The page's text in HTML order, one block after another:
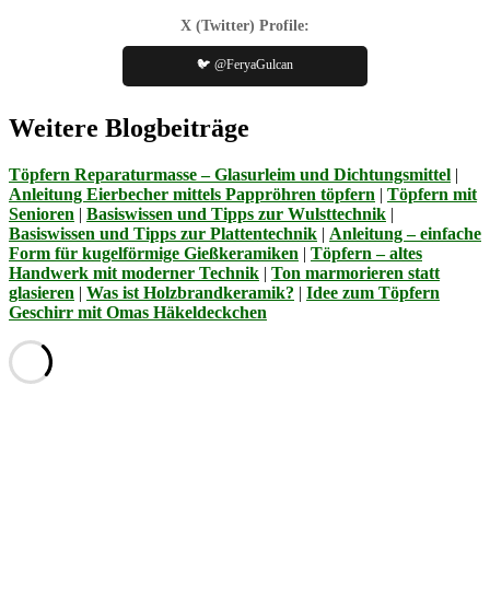
X (Twitter) Profile:
🐦 @FeryaGulcan
Weitere Blogbeiträge
Töpfern Reparaturmasse – Glasurleim und Dichtungsmittel |
Anleitung Eierbecher mittels Pappröhren töpfern | Töpfern mit
Senioren | Basiswissen und Tipps zur Wulsttechnik |
Basiswissen und Tipps zur Plattentechnik | Anleitung – einfache
Form für kugelförmige Gießkeramiken | Töpfern – altes
Handwerk mit moderner Technik | Ton marmorieren statt
glasieren | Was ist Holzbrandkeramik? | Idee zum Töpfern
Geschirr mit Omas Häkeldeckchen